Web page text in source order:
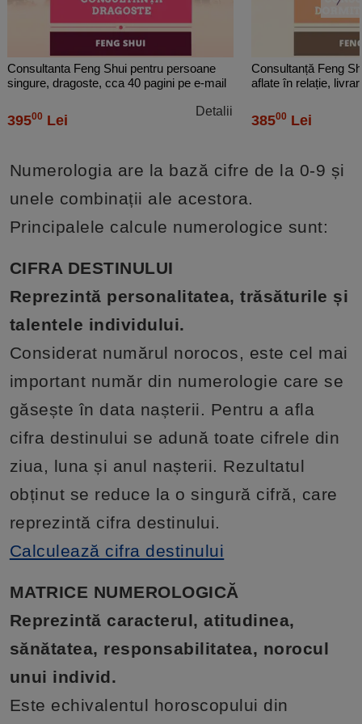
Consultanta Feng Shui pentru persoane
singure, dragoste, cca 40 pagini pe e-mail
39500 Lei
Detalii
Consultanță Feng
aflate în relație,
38500 Lei
Numerologia are la bază cifre de la 0-9 și
unele combinații ale acestora.
Principalele calcule numerologice sunt:
CIFRA DESTINULUI
Reprezintă personalitatea, trăsăturile și
talentele individului.
Considerat numărul norocos, este cel mai
important număr din numerologie care se
găsește în data nașterii. Pentru a afla
cifra destinului se adună toate cifrele din
ziua, luna și anul nașterii. Rezultatul
obținut se reduce la o singură cifră, care
reprezintă cifra destinului.
Calculează cifra destinului
MATRICE NUMEROLOGICĂ
Reprezintă caracterul, atitudinea,
sănătatea, responsabilitatea, norocul
unui individ.
Este echivalentul horoscopului din